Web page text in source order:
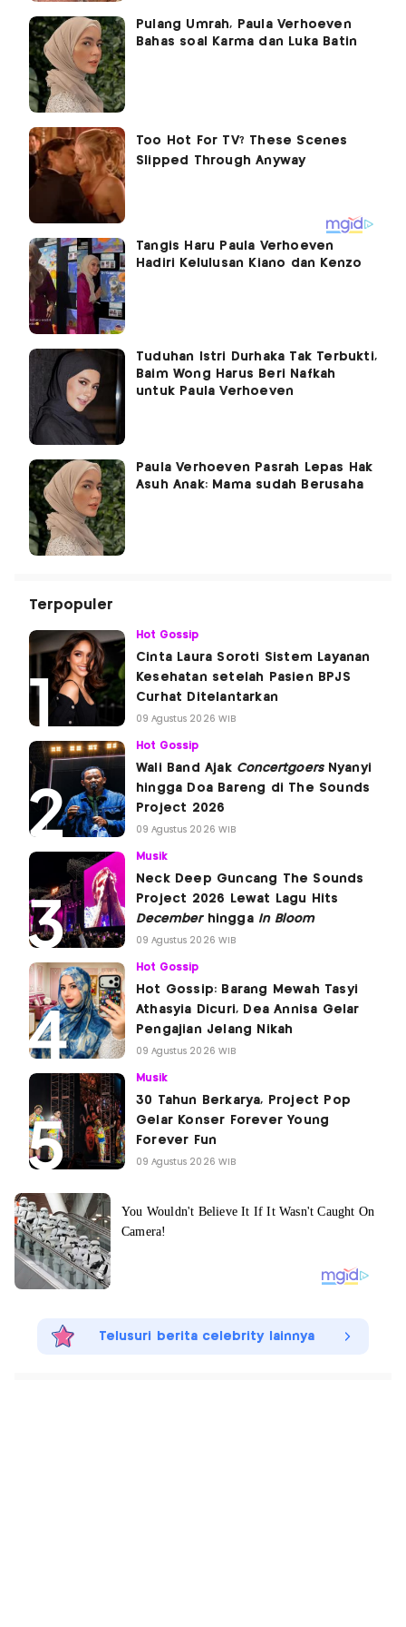
Pulang Umrah, Paula Verhoeven
Bahas soal Karma dan Luka Batin
Tangis Haru Paula Verhoeven
Hadiri Kelulusan Kiano dan Kenzo
Tuduhan Istri Durhaka Tak Terbukti,
Baim Wong Harus Beri Nafkah
untuk Paula Verhoeven
Paula Verhoeven Pasrah Lepas Hak
Asuh Anak: Mama sudah Berusaha
Terpopuler
Hot Gossip
Cinta Laura Soroti Sistem Layanan
Kesehatan setelah Pasien BPJS
Curhat Ditelantarkan
09 Agustus 2026 WIB
Hot Gossip
Wali Band Ajak ConcertgoersNyanyi
hingga Doa Bareng di The Sounds
Project 2026
09 Agustus 2026 WIB
Musik
Neck Deep Guncang The Sounds
Project 2026 Lewat Lagu Hits
Decemberhingga In Bloom
09 Agustus 2026 WIB
Hot Gossip
Hot Gossip: Barang Mewah Tasyi
Athasyia Dicuri, Dea Annisa Gelar
Pengajian Jelang Nikah
09 Agustus 2026 WIB
Musik
30 Tahun Berkarya, Project Pop
Gelar Konser Forever Young
Forever Fun
09 Agustus 2026 WIB
Telusuri berita celebrity lainnya